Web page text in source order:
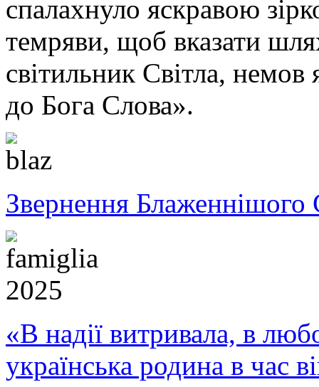
спалахнуло яскравою
темряви, щоб вказати
світильник Світла,
до Бога Слова».
Звернення Блаженнішого
«В надії витривала, в
українська родина в час